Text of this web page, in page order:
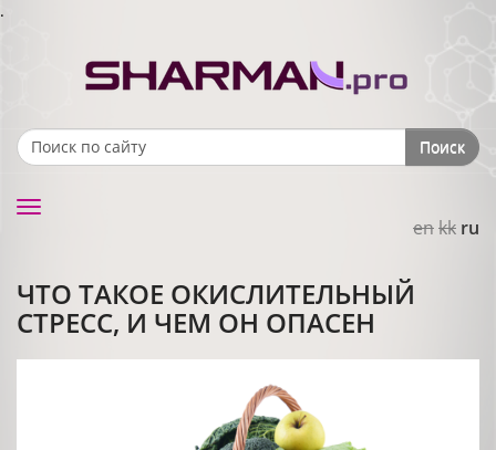
.
Search form Поиск
enkk ru
Toggle
ЧТО ТАКОЕ ОКИСЛИТЕЛЬНЫЙ
СТРЕСС, И ЧЕМ ОН ОПАСЕН